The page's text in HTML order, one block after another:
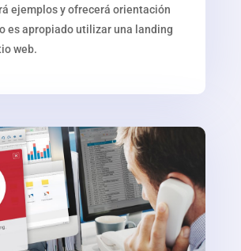
ejemplos y ofrecerá orientación
es apropiado utilizar una landing
web.